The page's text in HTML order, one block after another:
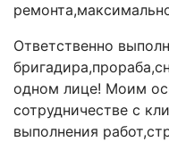
Ответственно
одном лице! Моим
сотрудничестве с
выполнения